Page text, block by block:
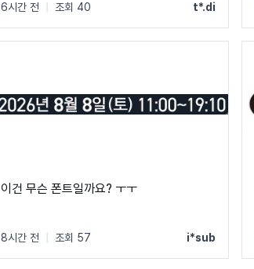
6시간 전 조회 40 t*.di
이건 무슨 폰트일까요? ㅜㅜ
8시간 전 조회 57 i*sub